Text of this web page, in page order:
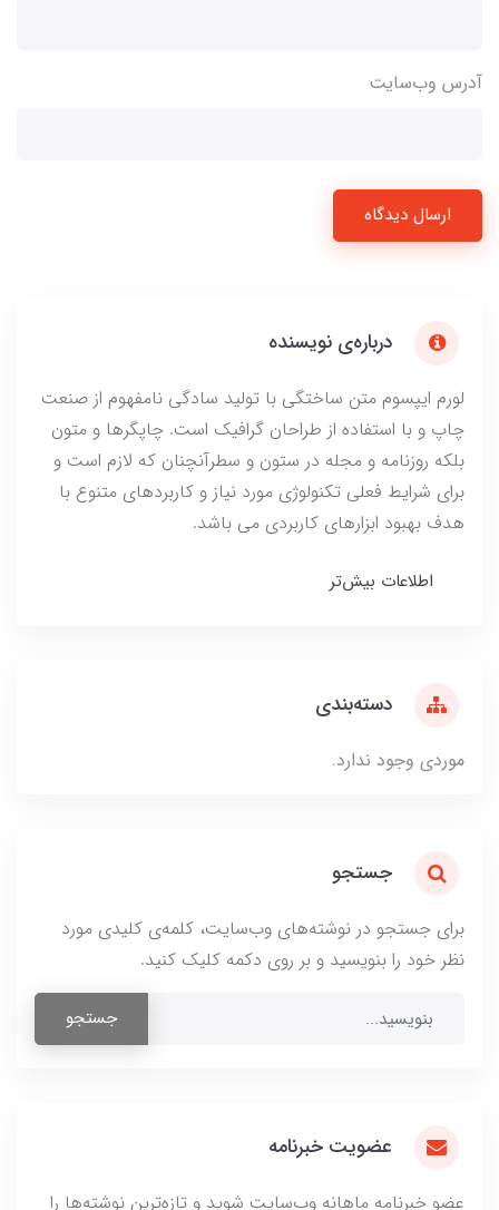
آدرس وب‌سایت
ارسال دیدگاه
درباره‌ی نویسنده
لورم ایپسوم متن ساختگی با تولید سادگی نامفهوم از صنعت
چاپ و با استفاده از طراحان گرافیک است. چاپگرها و متون
بلکه روزنامه و مجله در ستون و سطرآنچنان که لازم است و
برای شرایط فعلی تکنولوژی مورد نیاز و کاربردهای متنوع با
هدف بهبود ابزارهای کاربردی می باشد.
اطلاعات بیش‌تر
دسته‌بندی
موردی وجود ندارد.
جستجو
برای جستجو در نوشته‌های وب‌سایت، کلمه‌ی کلیدی مورد
نظر خود را بنویسید و بر روی دکمه کلیک کنید.
جستجو
عضویت خبرنامه
عضو خبرنامه ماهانه وب‌سایت شوید و تازه‌ترین نوشته‌ها را